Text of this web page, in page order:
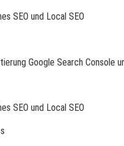
SEO und Local SEO
Google Search Console
SEO und Local SEO